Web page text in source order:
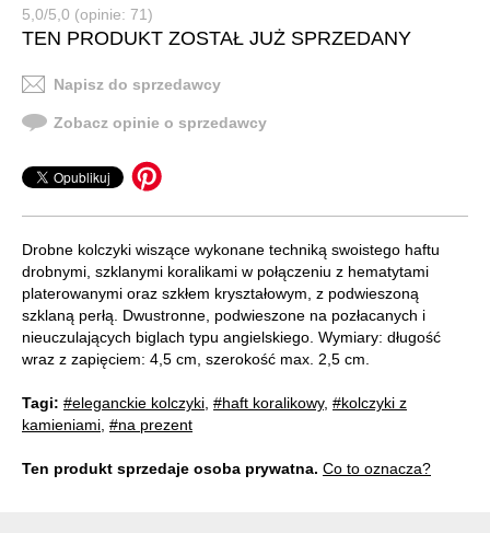
5,0/5,0 (opinie: 71)
TEN PRODUKT ZOSTAŁ JUŻ SPRZEDANY
Napisz do sprzedawcy
Zobacz opinie o sprzedawcy
Drobne kolczyki wiszące wykonane techniką swoistego haftu
drobnymi, szklanymi koralikami w połączeniu z hematytami
platerowanymi oraz szkłem kryształowym, z podwieszoną
szklaną perłą. Dwustronne, podwieszone na pozłacanych i
nieuczulających biglach typu angielskiego. Wymiary: długość
wraz z zapięciem: 4,5 cm, szerokość max. 2,5 cm.
Tagi: #eleganckie kolczyki, #haft koralikowy, #kolczyki z
kamieniami, #na prezent
Ten produkt sprzedaje osoba prywatna. Co to oznacza?